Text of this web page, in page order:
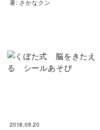
著: さかなクン
2018.09.20